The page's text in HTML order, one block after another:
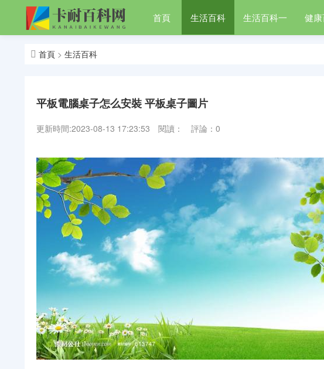
首頁 生活百科 生活百科一 健
首頁 > 生活百科
平板電腦桌子怎么安裝 平板桌子圖片
更新時間:2023-08-13 17:23:53 閱讀： 評論：0